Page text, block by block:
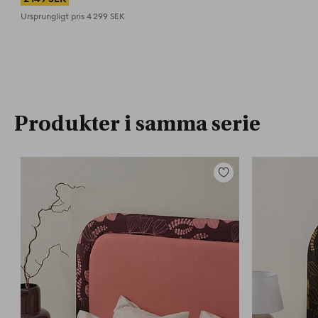
Ursprungligt pris4 299 SEK
Produkter i samma serie
Lägg